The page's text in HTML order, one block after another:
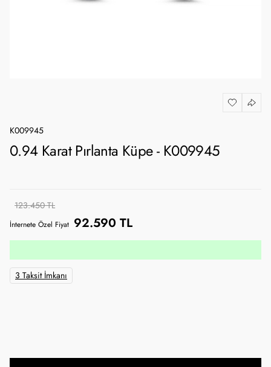
K009945
0.94 Karat Pırlanta Küpe - K009945
123.450 TL
İnternete Özel Fiyat 92.590 TL
3 Taksit İmkanı